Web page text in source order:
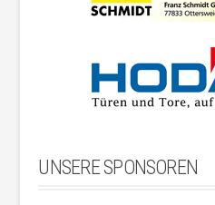
UNSERE SPONSOREN